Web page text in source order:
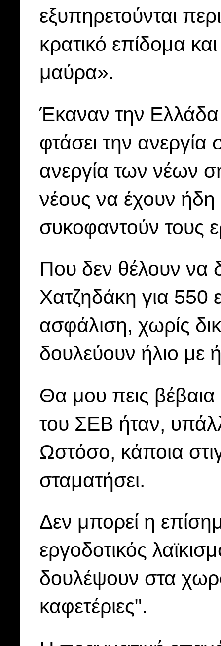
εξυπηρετούνται
κρατικό επίδομα
μαύρα».
Έκαναν την Ελλάδα
φτάσει την
ανεργία των νέων
νέους να έχουν ήδη
συκοφαντούν τους
Που δεν θέλουν να
Χατζηδάκη για 550
ασφάλιση, χωρίς
δουλεύουν ήλιο με
Θα μου πεις βέβαια
του ΣΕΒ ήταν,
Ωστόσο, κάποια
σταματήσει.
Δεν μπορεί η
εργοδοτικός
δουλέψουν στα
καφετέριες".